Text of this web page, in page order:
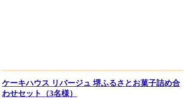
ケーキハウス リバージュ 堺ふるさとお菓子詰め合
わせセット（3名様）